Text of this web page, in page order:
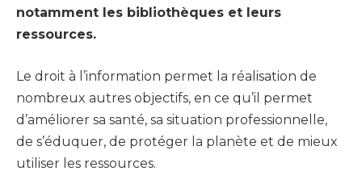
notamment les bibliothèques et leurs
ressources.
Le droit à l’information permet la réalisation de
nombreux autres objectifs, en ce qu’il permet
d’améliorer sa santé, sa situation professionnelle,
de s’éduquer, de protéger la planète et de mieux
utiliser les ressources.